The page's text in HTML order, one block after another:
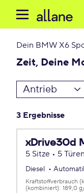
Dein BMW X6
Zeit, Deine
Antrieb
3 Ergebnisse
xDrive30d
5 Sitze • 5 Türen
Diesel
Kraftstoffverbrauch
(kombiniert): 189,0